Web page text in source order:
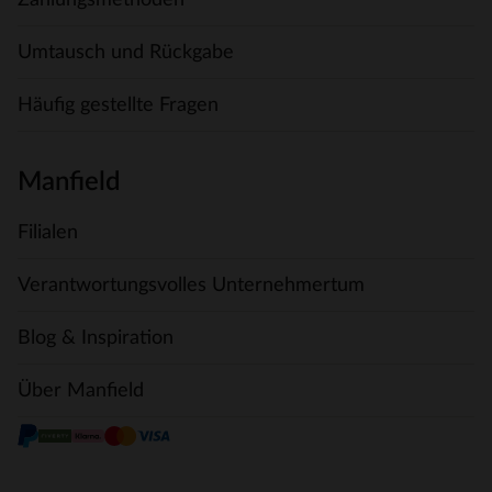
Umtausch und Rückgabe
Häufig gestellte Fragen
Manfield
Filialen
Verantwortungsvolles Unternehmertum
Blog & Inspiration
Über Manfield